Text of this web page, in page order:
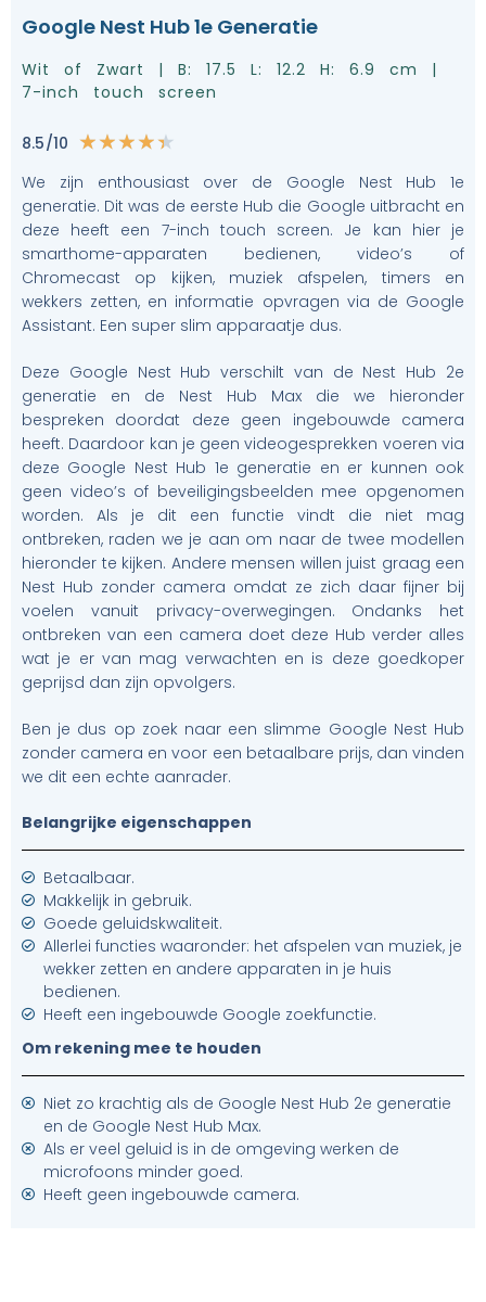
Google Nest Hub 1e Generatie
Wit of Zwart | B: 17.5 L: 12.2 H: 6.9 cm |
7-inch touch screen
8.5/10 ★ ★ ★ ★ ★
We zijn enthousiast over de Google Nest Hub 1e
generatie. Dit was de eerste Hub die Google uitbracht en
deze heeft een 7-inch touch screen. Je kan hier je
smarthome-apparaten bedienen, video’s of
Chromecast op kijken, muziek afspelen, timers en
wekkers zetten, en informatie opvragen via de Google
Assistant. Een super slim apparaatje dus.
Deze Google Nest Hub verschilt van de Nest Hub 2e
generatie en de Nest Hub Max die we hieronder
bespreken doordat deze geen ingebouwde camera
heeft. Daardoor kan je geen videogesprekken voeren via
deze Google Nest Hub 1e generatie en er kunnen ook
geen video’s of beveiligingsbeelden mee opgenomen
worden. Als je dit een functie vindt die niet mag
ontbreken, raden we je aan om naar de twee modellen
hieronder te kijken. Andere mensen willen juist graag een
Nest Hub zonder camera omdat ze zich daar fijner bij
voelen vanuit privacy-overwegingen. Ondanks het
ontbreken van een camera doet deze Hub verder alles
wat je er van mag verwachten en is deze goedkoper
geprijsd dan zijn opvolgers.
Ben je dus op zoek naar een slimme Google Nest Hub
zonder camera en voor een betaalbare prijs, dan vinden
we dit een echte aanrader.
Belangrijke eigenschappen
Betaalbaar.
Makkelijk in gebruik.
Goede geluidskwaliteit.
Allerlei functies waaronder: het afspelen van muziek, je
wekker zetten en andere apparaten in je huis
bedienen.
Heeft een ingebouwde Google zoekfunctie.
Om rekening mee te houden
Niet zo krachtig als de Google Nest Hub 2e generatie
en de Google Nest Hub Max.
Als er veel geluid is in de omgeving werken de
microfoons minder goed.
Heeft geen ingebouwde camera.